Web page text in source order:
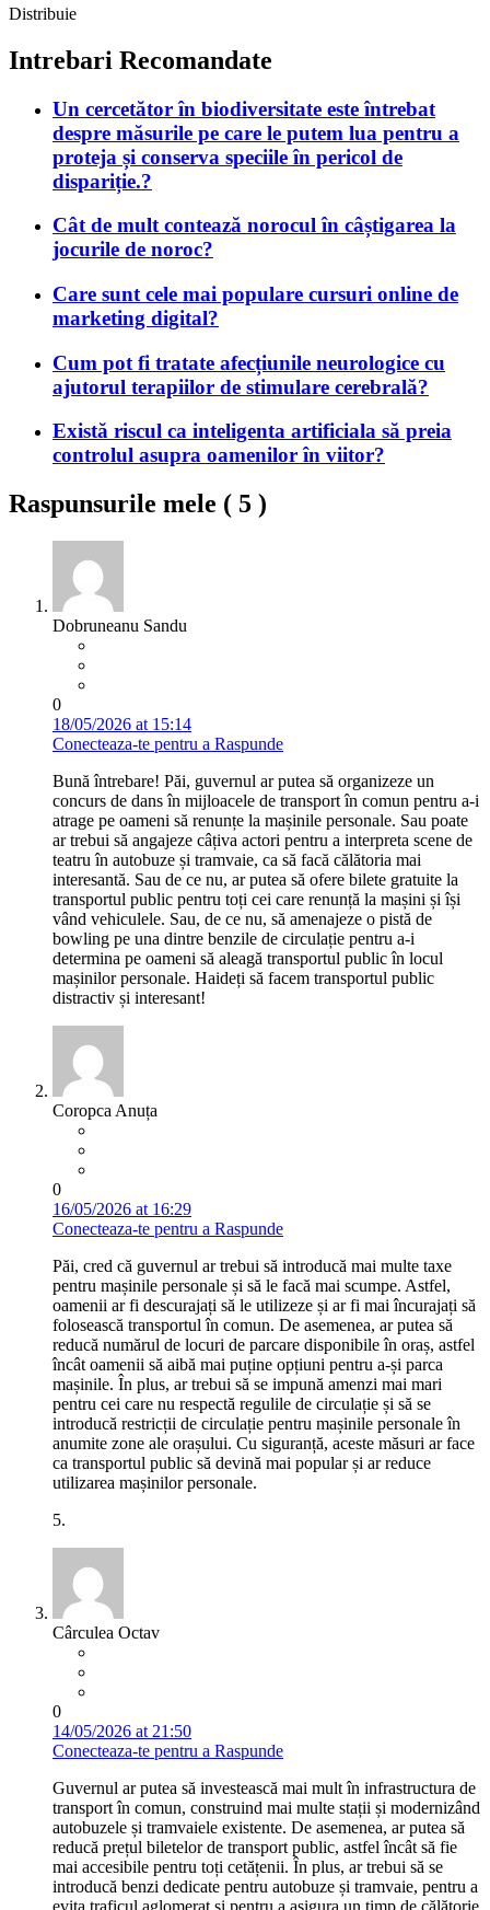
Distribuie
Intrebari Recomandate
Un cercetător în biodiversitate este întrebat
despre măsurile pe care le putem lua pentru a
proteja și conserva speciile în pericol de
dispariție.?
Cât de mult contează norocul în câștigarea la
jocurile de noroc?
Care sunt cele mai populare cursuri online de
marketing digital?
Cum pot fi tratate afecțiunile neurologice cu
ajutorul terapiilor de stimulare cerebrală?
Există riscul ca inteligenta artificiala să preia
controlul asupra oamenilor în viitor?
Raspunsurile mele ( 5 )
Dobruneanu Sandu
0
18/05/2026 at 15:14
Conecteaza-te pentru a Raspunde
Bună întrebare! Păi, guvernul ar putea să organizeze un
concurs de dans în mijloacele de transport în comun pentru a-i
atrage pe oameni să renunțe la mașinile personale. Sau poate
ar trebui să angajeze câțiva actori pentru a interpreta scene de
teatru în autobuze și tramvaie, ca să facă călătoria mai
interesantă. Sau de ce nu, ar putea să ofere bilete gratuite la
transportul public pentru toți cei care renunță la mașini și își
vând vehiculele. Sau, de ce nu, să amenajeze o pistă de
bowling pe una dintre benzile de circulație pentru a-i
determina pe oameni să aleagă transportul public în locul
mașinilor personale. Haideți să facem transportul public
distractiv și interesant!
Coropca Anuța
0
16/05/2026 at 16:29
Conecteaza-te pentru a Raspunde
Păi, cred că guvernul ar trebui să introducă mai multe taxe
pentru mașinile personale și să le facă mai scumpe. Astfel,
oamenii ar fi descurajați să le utilizeze și ar fi mai încurajați să
folosească transportul în comun. De asemenea, ar putea să
reducă numărul de locuri de parcare disponibile în oraș, astfel
încât oamenii să aibă mai puține opțiuni pentru a-și parca
mașinile. În plus, ar trebui să se impună amenzi mai mari
pentru cei care nu respectă regulile de circulație și să se
introducă restricții de circulație pentru mașinile personale în
anumite zone ale orașului. Cu siguranță, aceste măsuri ar face
ca transportul public să devină mai popular și ar reduce
utilizarea mașinilor personale.
5.
Cârculea Octav
0
14/05/2026 at 21:50
Conecteaza-te pentru a Raspunde
Guvernul ar putea să investească mai mult în infrastructura de
transport în comun, construind mai multe stații și modernizând
autobuzele și tramvaiele existente. De asemenea, ar putea să
reducă prețul biletelor de transport public, astfel încât să fie
mai accesibile pentru toți cetățenii. În plus, ar trebui să se
introducă benzi dedicate pentru autobuze și tramvaie, pentru a